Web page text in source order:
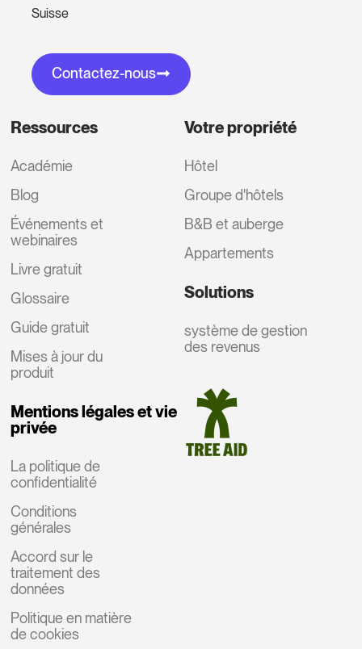
Suisse
Contactez-nous
Ressources
Académie
Blog
Événements et
webinaires
Livre gratuit
Glossaire
Guide gratuit
Mises à jour du
produit
Mentions légales et vie
privée
La politique de
confidentialité
Conditions
générales
Accord sur le
traitement des
données
Politique en matière
de cookies
Votre propriété
Hôtel
Groupe d'hôtels
B&B et auberge
Appartements
Solutions
système de gestion
des revenus